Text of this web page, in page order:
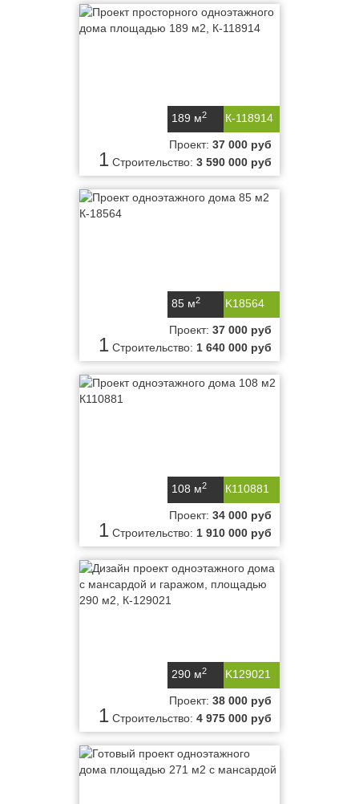
К-118914
189 м2
1
Проект: 37 000 руб
Строительство: 3 590 000 руб
K18564
85 м2
1
Проект: 37 000 руб
Строительство: 1 640 000 руб
К110881
108 м2
1
Проект: 34 000 руб
Строительство: 1 910 000 руб
K129021
290 м2
1
Проект: 38 000 руб
Строительство: 4 975 000 руб